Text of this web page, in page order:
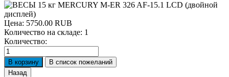
Цена: 5750.00 RUB
Количество на складе: 1
Количество: